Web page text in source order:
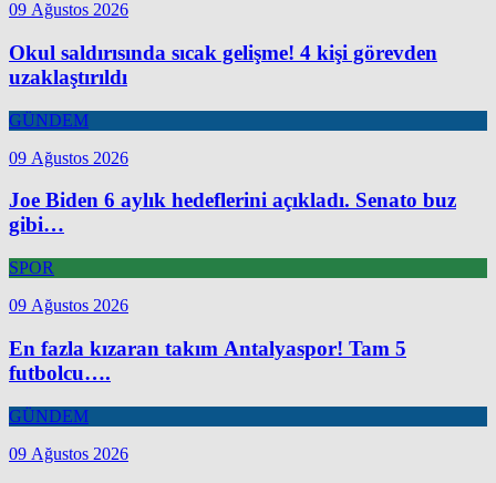
09 Ağustos 2026
Okul saldırısında sıcak gelişme! 4 kişi görevden
uzaklaştırıldı
GÜNDEM
09 Ağustos 2026
Joe Biden 6 aylık hedeflerini açıkladı. Senato buz
gibi…
SPOR
09 Ağustos 2026
En fazla kızaran takım Antalyaspor! Tam 5
futbolcu….
GÜNDEM
09 Ağustos 2026